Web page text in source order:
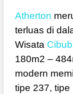
Atherton
terluas di
Wisata
180m2 –
modern
tipe 237,